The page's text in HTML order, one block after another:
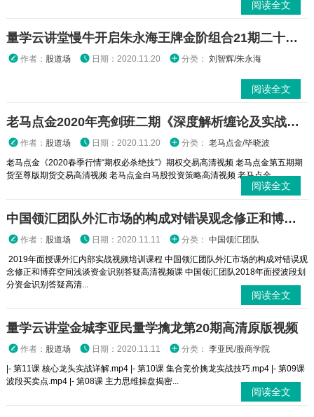
阅读全文
量学云讲堂慢牛开启朱永海王牌金阶组合21期二十一期原版高清视频
作者： 股道场 日期：2020.11.20 分类： 刘智辉/朱永海
阅读全文
老马点金2020年亮剑班二期《深度解析缠论及实战精准应用》
作者： 股道场 日期：2020.11.20 分类： 老马点金/毕晓波
老马点金《2020春季行情“期权必杀绝技”》期权交易高清视频 老马点金第五期期
货至尊版期货交易高清视频 老马点金白马股投资策略高清视频 老马点金...
阅读全文
中国领汇团队外汇市场的构成对错误观念修正和博弈空间浅谈资金识别答疑高清视频课
作者： 股道场 日期：2020.11.11 分类： 中国领汇团队
2019年面授课外汇内部实战视频培训课程 中国领汇团队外汇市场的构成对错误观
念修正和博弈空间浅谈资金识别答疑高清视频课 中国领汇团队2018年面授波段划
分资金识别答疑高清...
阅读全文
量学云讲堂金城李亚民量学擒龙第20期高清原版视频
作者： 股道场 日期：2020.11.11 分类： 李亚民/股商学院
|- 第11课 核心龙头实战详解.mp4 |- 第10课 集合竞价擒龙实战技巧.mp4 |- 第09课
波段买卖点.mp4 |- 第08课 主力思维操盘揭密...
阅读全文